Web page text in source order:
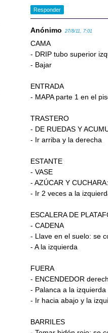
Responder
Anónimo 27/8/11, 7:01
CAMA
- DRIP tubo superior
- Bajar
ENTRADA
- MAPA parte 1 en el
TRASTERO
- DE RUEDAS Y
- Ir arriba y la derecha
ESTANTE
- VASE
- AZÚCAR Y
- Ir 2 veces a la
ESCALERA DE
- CADENA
- Llave en el suelo: se
- A la izquierda
FUERA
- ENCENDEDOR
- Palanca a la
- Ir hacia abajo y la
BARRILES